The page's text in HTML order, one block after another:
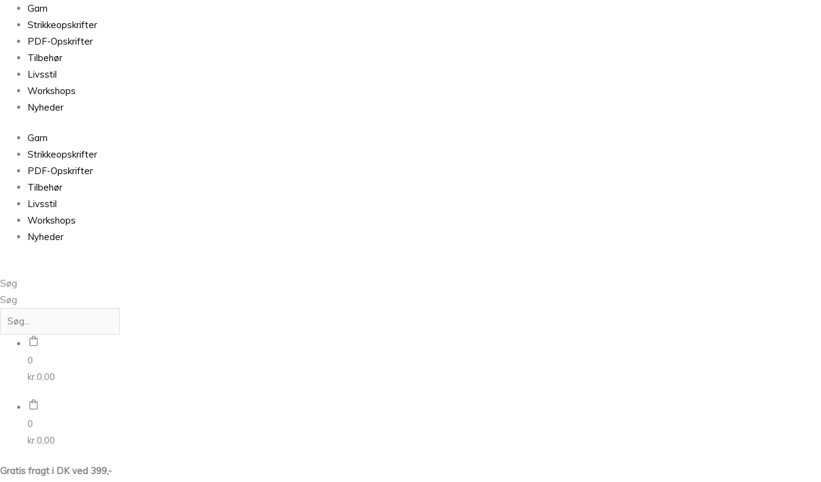
Garn
Strikkeopskrifter
PDF-Opskrifter
Tilbehør
Livsstil
Workshops
Nyheder
Garn
Strikkeopskrifter
PDF-Opskrifter
Tilbehør
Livsstil
Workshops
Nyheder
Søg
Søg
0
kr.0,00
0
kr.0,00
Gratis fragt i DK ved 399,-
Honey
Jacket
antal